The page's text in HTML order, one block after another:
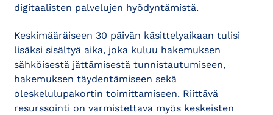
digitaalisten palvelujen hyödyntämistä.
Keskimääräiseen 30 päivän käsittelyaikaan tulisi
lisäksi sisältyä aika, joka kuluu hakemuksen
sähköisestä jättämisestä tunnistautumiseen,
hakemuksen täydentämiseen sekä
oleskelulupakortin toimittamiseen. Riittävä
resurssointi on varmistettava myös keskeisten